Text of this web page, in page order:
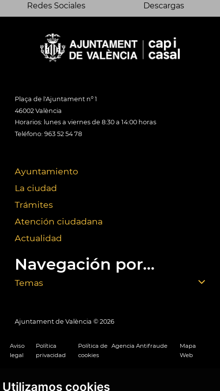
Utilizamos cookies
Redes Sociales Descargas
Plaça de l'Ajuntament nº 1
46002 València
Horarios: lunes a viernes de 8:30 a 14:00 horas
Teléfono: 963 52 54 78
Ayuntamiento
La ciudad
Trámites
Atención ciudadana
Actualidad
Navegación por...
Temas
Ajuntament de València © 2026
Aviso
legal
Política
privacidad
Política de
cookies
Agencia Antifraude
Mapa
Web